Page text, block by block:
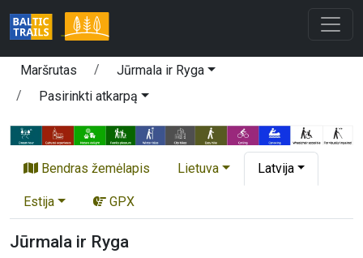
Maršrutas
Jūrmala ir Ryga
Pasirinkti atkarpą
Bendras žemėlapis Lietuva Latvija
Estija GPX
Jūrmala ir Ryga